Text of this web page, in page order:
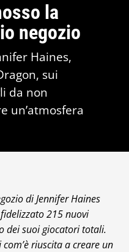
la
negozio
Haines,
sui
da non
un’atmosfera
di Jennifer Haines
215 nuovi
dei suoi giocatori totali.
riuscita a creare un